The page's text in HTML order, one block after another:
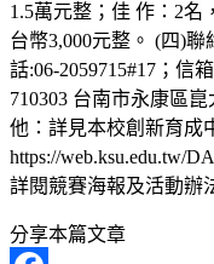
1.5萬元整；佳 作：2名
台幣3,000元整。 (四)
話:06-2059715#17；信
710303 台南市永康區
他：詳見本校創新育成
https://web.ksu.edu.tw/
詳閱競賽海報及活動辦
分享本篇文章